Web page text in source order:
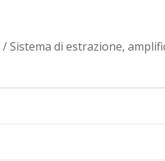
/ Sistema di estrazione,